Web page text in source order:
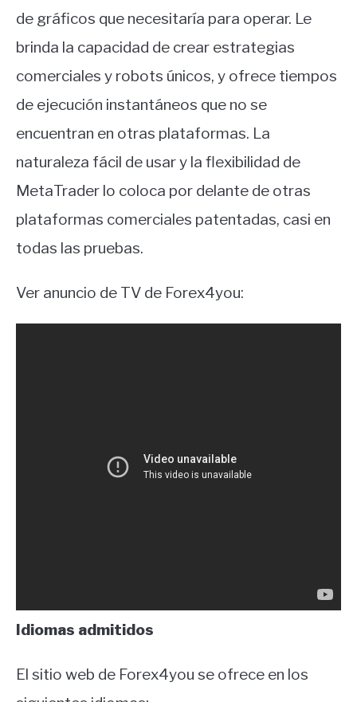
de gráficos que necesitaría para operar. Le
brinda la capacidad de crear estrategias
comerciales y robots únicos, y ofrece tiempos
de ejecución instantáneos que no se
encuentran en otras plataformas. La
naturaleza fácil de usar y la flexibilidad de
MetaTrader lo coloca por delante de otras
plataformas comerciales patentadas, casi en
todas las pruebas.
Ver anuncio de TV de Forex4you:
Idiomas admitidos
El sitio web de Forex4you se ofrece en los